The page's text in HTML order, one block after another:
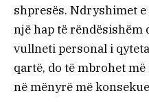
shpresës. Ndryshimet
një hap të
vullneti personal i
qartë, do të mbrohet
në mënyrë më